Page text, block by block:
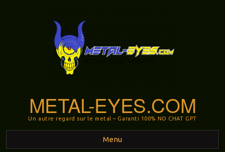
METAL-EYES.COM
Un autre regard sur le metal – Garanti 100% NO CHAT GPT
Menu